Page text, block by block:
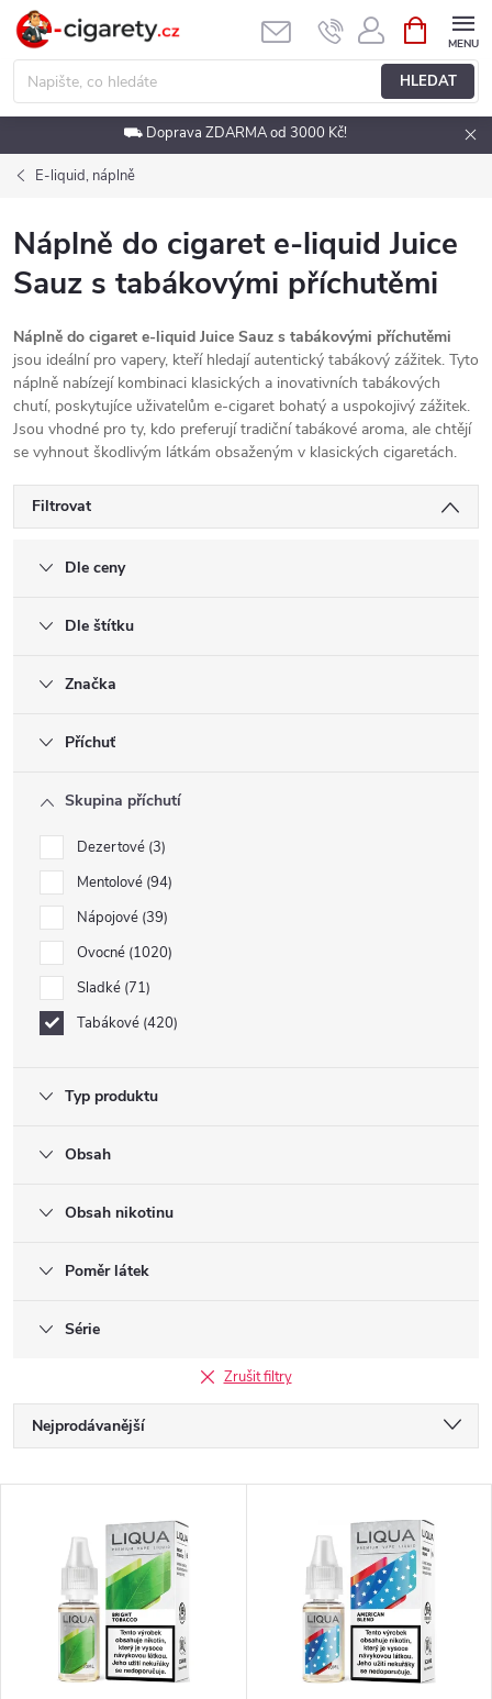
Přejít
obsah
HLEDAT
NÁKUPNÍ
KOŠÍK
⛟ Doprava ZDARMA od 3000 Kč!
E-liquid, náplně
Náplně do cigaret e-liquid Juice
Sauz s tabákovými příchutěmi
Náplně do cigaret e-liquid Juice Sauz s tabákovými příchutěmi
jsou ideální pro vapery, kteří hledají autentický tabákový zážitek. Tyto
náplně nabízejí kombinaci klasických a inovativních tabákových
chutí, poskytujíce uživatelům e-cigaret bohatý a uspokojivý zážitek.
Jsou vhodné pro ty, kdo preferují tradiční tabákové aroma, ale chtějí
se vyhnout škodlivým látkám obsaženým v klasických cigaretách.
Filtrovat
Dle ceny
Dle štítku
Značka
Příchuť
Skupina příchutí
Dezertové 3
Mentolové 94
Nápojové 39
Ovocné 1020
Sladké 71
Tabákové 420
Typ produktu
Obsah
Obsah nikotinu
Poměr látek
Série
Zrušit filtry
Ř
a
Nejprodávanější
Nejdražší
Abecedně